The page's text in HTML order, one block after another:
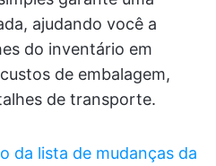
ajudando você a
do inventário em
de embalagem,
de transporte.
da lista de mudanças da